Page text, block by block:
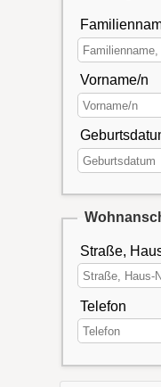
Vorname/n
Straße,
Telefon